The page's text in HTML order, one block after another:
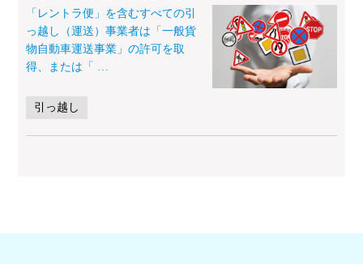
「レントラ便」を含むすべての引
っ越し（運送）事業者は「一般貨
物自動車運送事業」の許可を取
得、または「 …
引っ越し